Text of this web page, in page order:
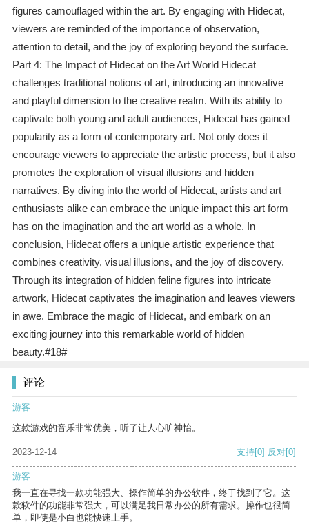
figures camouflaged within the art. By engaging with Hidecat,
viewers are reminded of the importance of observation,
attention to detail, and the joy of exploring beyond the surface.
Part 4: The Impact of Hidecat on the Art World Hidecat
challenges traditional notions of art, introducing an innovative
and playful dimension to the creative realm. With its ability to
captivate both young and adult audiences, Hidecat has gained
popularity as a form of contemporary art. Not only does it
encourage viewers to appreciate the artistic process, but it also
promotes the exploration of visual illusions and hidden
narratives. By diving into the world of Hidecat, artists and art
enthusiasts alike can embrace the unique impact this art form
has on the imagination and the art world as a whole. In
conclusion, Hidecat offers a unique artistic experience that
combines creativity, visual illusions, and the joy of discovery.
Through its integration of hidden feline figures into intricate
artwork, Hidecat captivates the imagination and leaves viewers
in awe. Embrace the magic of Hidecat, and embark on an
exciting journey into this remarkable world of hidden
beauty.#18#
评论
游客
这款游戏的音乐非常优美，听了让人心旷神怡。
2023-12-14 支持[0] 反对[0]
游客
我一直在寻找一款功能强大、操作简单的办公软件，终于找到了它。这
款软件的功能非常强大，可以满足我日常办公的所有需求。操作也很简
单，即使是小白也能快速上手。